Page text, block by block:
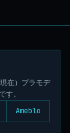
在）プラモデ
す。
Ameblo